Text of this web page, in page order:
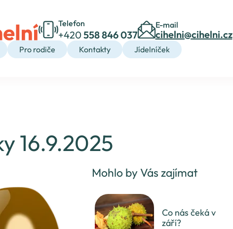
Telefon
+420558 846 037
E-mail
cihelni@cihelni.cz
Pro rodiče Kontakty Jídelníček
16.9.2025
Mohlo by Vás zajímat
Co nás čeká v
září?